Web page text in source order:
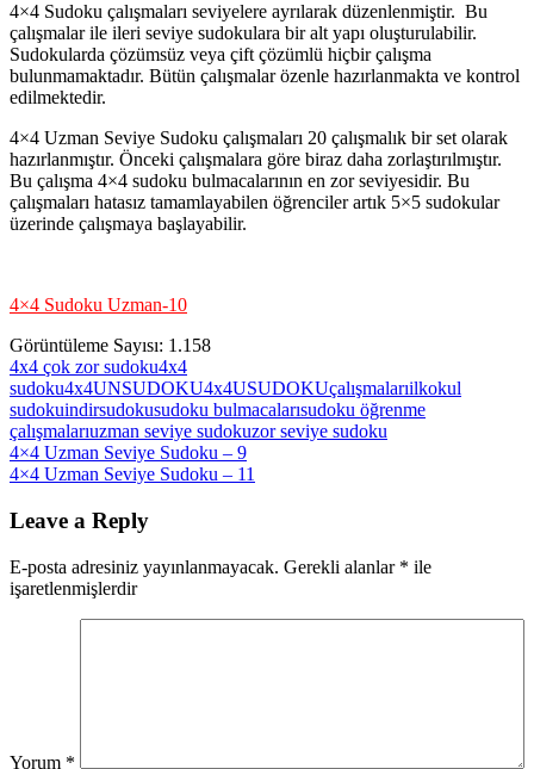
4×4 Sudoku çalışmaları seviyelere ayrılarak düzenlenmiştir. Bu
çalışmalar ile ileri seviye sudokulara bir alt yapı oluşturulabilir.
Sudokularda çözümsüz veya çift çözümlü hiçbir çalışma
bulunmamaktadır. Bütün çalışmalar özenle hazırlanmakta ve kontrol
edilmektedir.
4×4 Uzman Seviye Sudoku çalışmaları 20 çalışmalık bir set olarak
hazırlanmıştır. Önceki çalışmalara göre biraz daha zorlaştırılmıştır.
Bu çalışma 4×4 sudoku bulmacalarının en zor seviyesidir. Bu
çalışmaları hatasız tamamlayabilen öğrenciler artık 5×5 sudokular
üzerinde çalışmaya başlayabilir.
4×4 Sudoku Uzman-10
Görüntüleme Sayısı: 1.158
4x4 çok zor sudoku4x4
sudoku4x4UNSUDOKU4x4USUDOKUçalışmalarıilkokul
sudokuindirsudokusudoku bulmacalarısudoku öğrenme
çalışmalarıuzman seviye sudokuzor seviye sudoku
Yazı
gezinmesi
Previous
Post:
4×4 Uzman Seviye Sudoku – 9
Next
4×4 Uzman Seviye Sudoku – 11
Leave a Reply
E-posta adresiniz yayınlanmayacak. Gerekli alanlar * ile
işaretlenmişlerdir
Yorum *